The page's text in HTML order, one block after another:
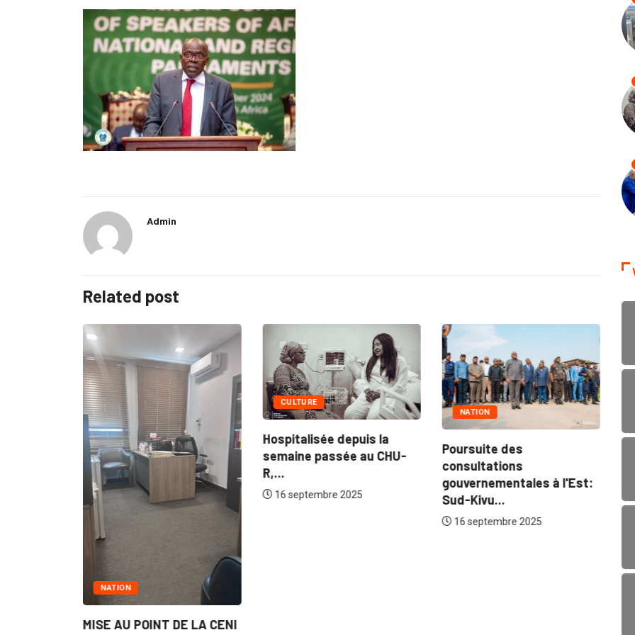
Admin
Related post
NATION
MISE AU POINT DE LA CENI
CULTURE
Hospitalisée depuis la
semaine passée au CHU-
R,...
16 septembre 2025
NATION
Poursuite des
consultations
gouvernementales à l'Est:
Sud-Kivu...
16 septembre 2025